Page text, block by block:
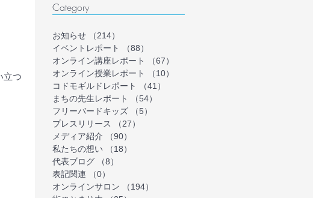
立つ
Category
お知らせ （214）
イベントレポート
（88）
オンライン講座レポート
（67）
オンライン授業レポート
（10）
コドモギルドレポート
（41）
まちの先生レポート
（54）
フリーバードキッズ
（5）
プレスリリース
（27）
メディア紹介
（90）
私たちの想い
（18）
代表ブログ
（8）
表記関連
（0）
オンラインサロン
（194）